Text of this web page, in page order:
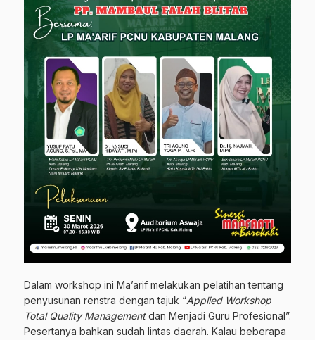
Dalam workshop ini Ma’arif melakukan pelatihan tentang
penyusunan renstra dengan tajuk “Applied Workshop
Total Quality Managementdan Menjadi Guru Profesional”.
Pesertanya bahkan sudah lintas daerah. Kalau beberapa